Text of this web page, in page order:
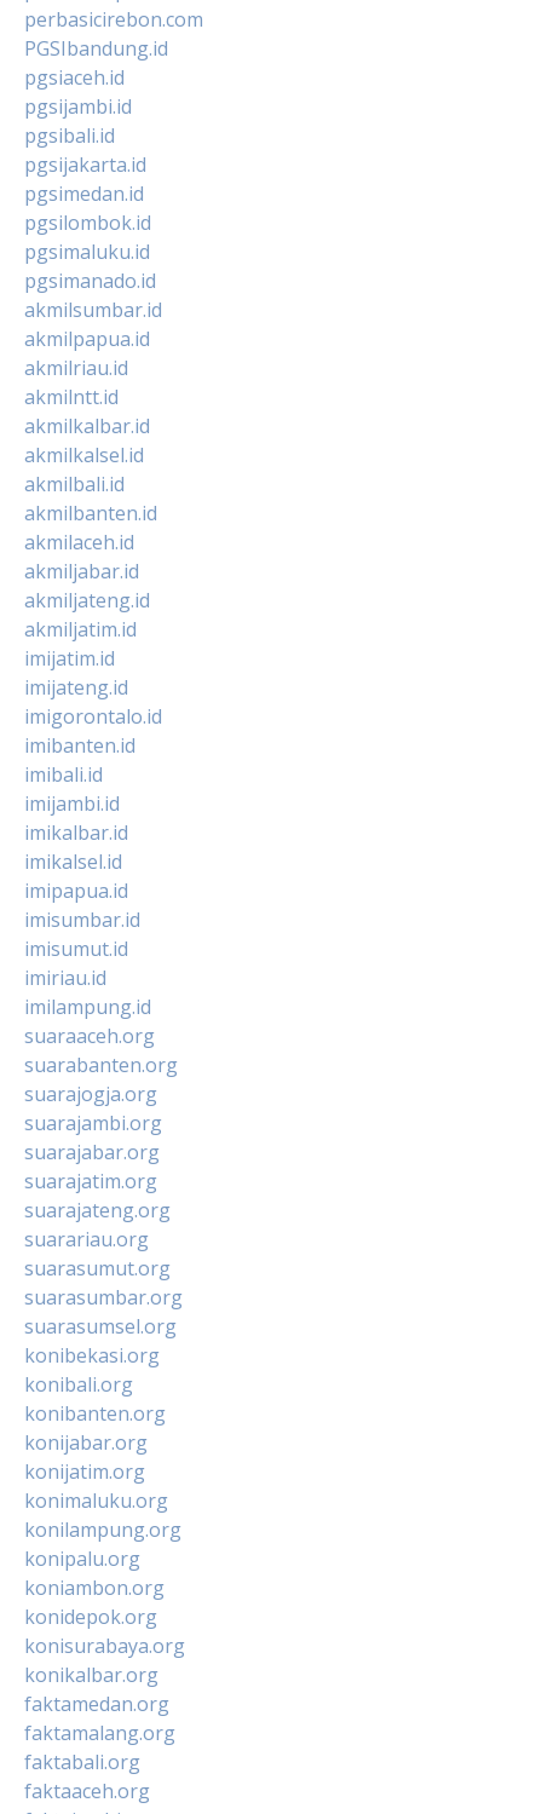
perbasicirebon.com
PGSIbandung.id
pgsiaceh.id
pgsijambi.id
pgsibali.id
pgsijakarta.id
pgsimedan.id
pgsilombok.id
pgsimaluku.id
pgsimanado.id
akmilsumbar.id
akmilpapua.id
akmilriau.id
akmilntt.id
akmilkalbar.id
akmilkalsel.id
akmilbali.id
akmilbanten.id
akmilaceh.id
akmiljabar.id
akmiljateng.id
akmiljatim.id
imijatim.id
imijateng.id
imigorontalo.id
imibanten.id
imibali.id
imijambi.id
imikalbar.id
imikalsel.id
imipapua.id
imisumbar.id
imisumut.id
imiriau.id
imilampung.id
suaraaceh.org
suarabanten.org
suarajogja.org
suarajambi.org
suarajabar.org
suarajatim.org
suarajateng.org
suarariau.org
suarasumut.org
suarasumbar.org
suarasumsel.org
konibekasi.org
konibali.org
konibanten.org
konijabar.org
konijatim.org
konimaluku.org
konilampung.org
konipalu.org
koniambon.org
konidepok.org
konisurabaya.org
konikalbar.org
faktamedan.org
faktamalang.org
faktabali.org
faktaaceh.org